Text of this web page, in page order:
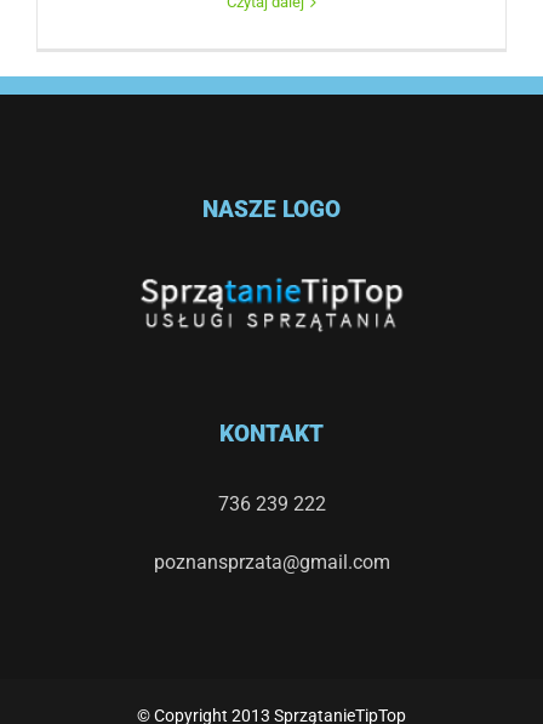
NASZE LOGO
KONTAKT
736 239 222
poznansprzata@gmail.com
© Copyright 2013 SprzątanieTipTop